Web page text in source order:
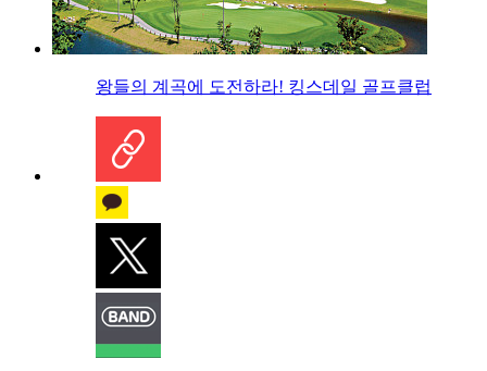
왕들의 계곡에 도전하라! 킹스데일 골프클럽